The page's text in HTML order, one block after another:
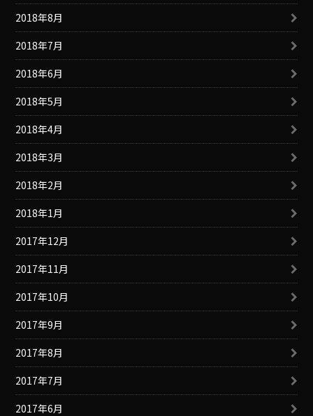
2018年8月
2018年7月
2018年6月
2018年5月
2018年4月
2018年3月
2018年2月
2018年1月
2017年12月
2017年11月
2017年10月
2017年9月
2017年8月
2017年7月
2017年6月